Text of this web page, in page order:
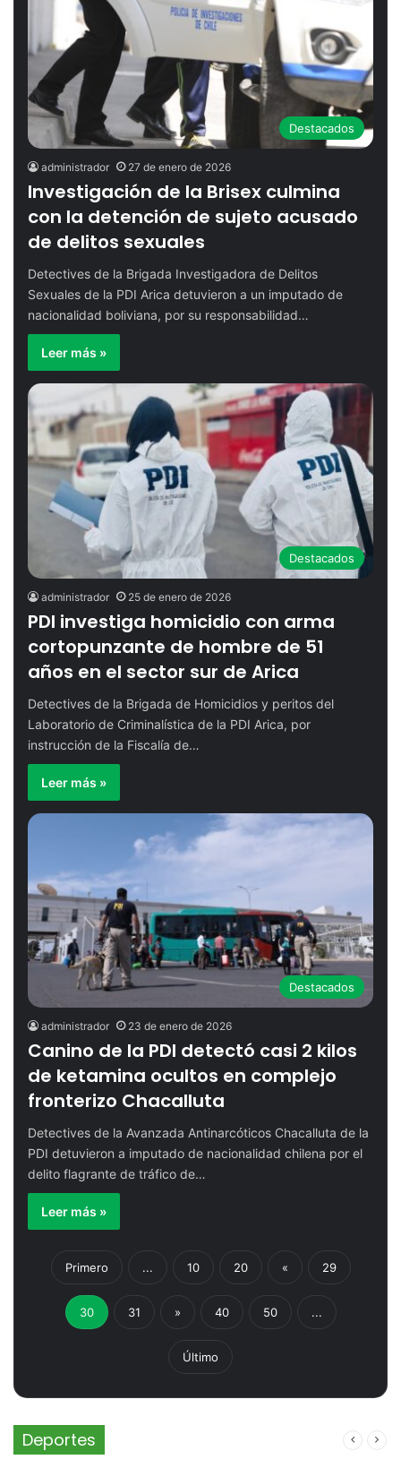
06:18 25 de marzo de 2026
10
Arica y Parinacota se corona como líder
nacional en crecimiento turístico al
cierre de 2025
00:54 19 de febrero de 2026
11
Oasis de Timar - Tercer Día Carnaval
2026
14:24 1 de febrero de 2026
Marcha 8M 2026 en Arica
13
Confirman segundo caso de
14
Puerto de Arica estrena imagen
corporativa del CTI junto con arribo del
crucero Aurora
03:0117 de febrero de 2026
Yamila Reyna y Pancho Saavedra en
Carnaval Andino con la Fuerza del Sol
2026
07:441 de febrero de 2026
Destacados
administrador 27 de enero de 2026
Investigación de la Brisex culmina
con la detención de sujeto acusado
de delitos sexuales
Detectives de la Brigada Investigadora de Delitos
Sexuales de la PDI Arica detuvieron a un imputado de
nacionalidad boliviana, por su responsabilidad…
Leer más »
Destacados
administrador 25 de enero de 2026
PDI investiga homicidio con arma
cortopunzante de hombre de 51
años en el sector sur de Arica
Detectives de la Brigada de Homicidios y peritos del
Laboratorio de Criminalística de la PDI Arica, por
instrucción de la Fiscalía de…
Leer más »
Destacados
administrador 23 de enero de 2026
Canino de la PDI detectó casi 2 kilos
de ketamina ocultos en complejo
fronterizo Chacalluta
Detectives de la Avanzada Antinarcóticos Chacalluta de la
PDI detuvieron a imputado de nacionalidad chilena por el
delito flagrante de tráfico de…
Leer más »
Primero ... 10 20 « 29
30 31 » 40 50 ...
Último
Deportes